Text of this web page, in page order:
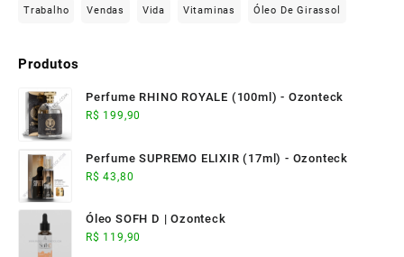
Trabalho Vendas Vida Vitaminas Óleo De Girassol
Produtos
Perfume RHINO ROYALE (100ml) - Ozonteck
R$ 199,90
Perfume SUPREMO ELIXIR (17ml) - Ozonteck
R$ 43,80
Óleo SOFH D | Ozonteck
R$ 119,90